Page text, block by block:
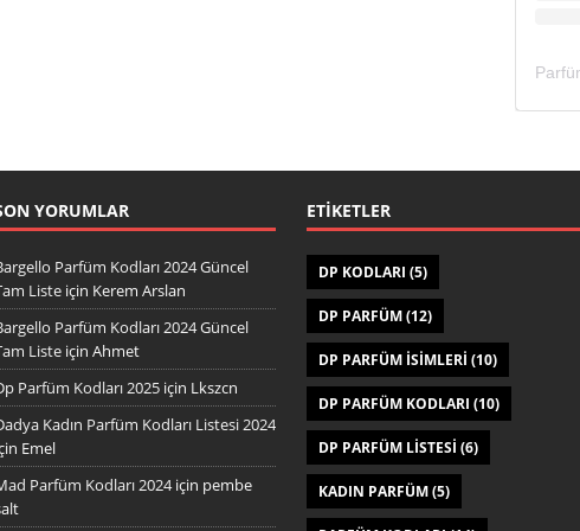
YORUMLAR
Parfüm Kodları 2024 Güncel
Listeiçin Kerem Arslan
Parfüm Kodları 2024 Güncel
Listeiçin Ahmet
Parfüm Kodları 2025için Lkszcn
Kadın Parfüm Kodları Listesi 2024
Emel
Parfüm Kodları 2024için pembe
ETIKETLER
DP KODLARI (5)
DP PARFÜM(12)
DP PARFÜM ISIMLERI (10)
DP PARFÜM KODLARI (10)
DP PARFÜM LISTESI (6)
KADIN PARFÜM(5)